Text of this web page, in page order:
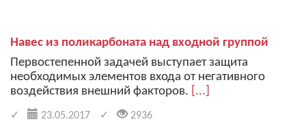
Навес из поликарбоната над входной группой
Первостепенной задачей выступает защита
необходимых элементов входа от негативного
воздействия внешний факторов.
[...]
23.05.2017 2936